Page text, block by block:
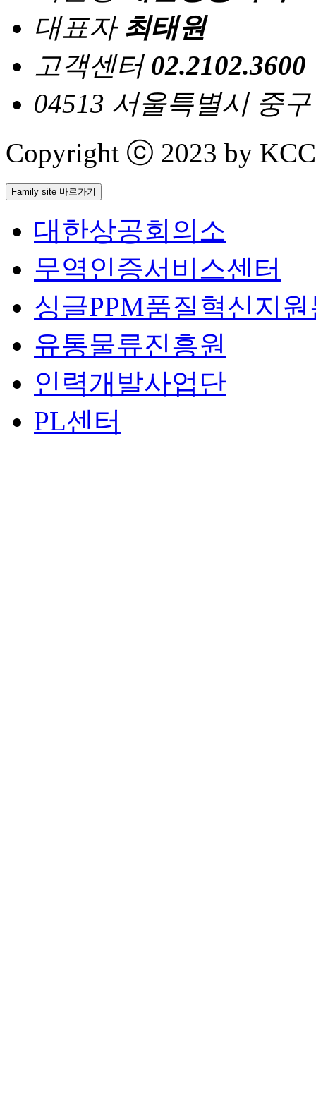
대표자 최태원
고객센터 02.2102.3600
04513 서울특별시 중
Copyright ⓒ 2023 by
Family site 바로가기
대한상공회의소
무역인증서비스센터
싱글PPM품질혁신지
유통물류진흥원
인력개발사업단
PL센터